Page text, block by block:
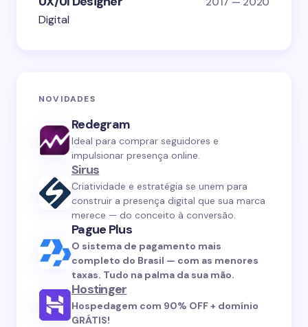
Digital
NOVIDADES
Redegram
Ideal para comprar seguidores e
impulsionar presença online.
Sirus
Criatividade e estratégia se unem para
construir a presença digital que sua marca
merece — do conceito à conversão.
Pague Plus
O sistema de pagamento mais
completo do Brasil — com as menores
taxas. Tudo na palma da sua mão.
Hostinger
Hospedagem com 90% OFF + domínio
GRÁTIS!